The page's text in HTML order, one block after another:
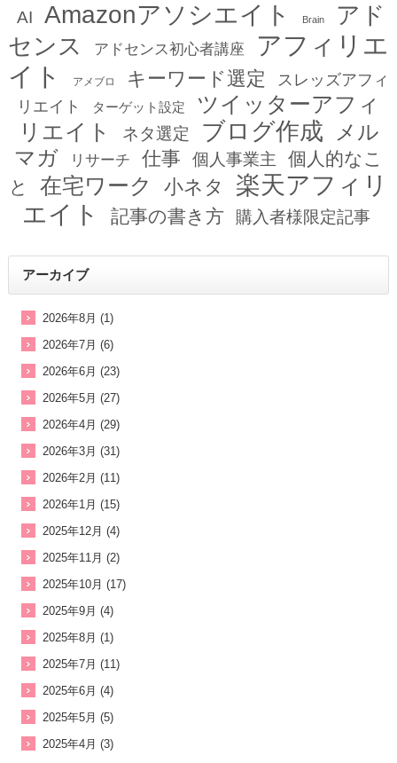
AI Amazonアソシエイト Brain
アド
センス
アドセンス初心者講座
アフィリエ
イト
アメブロ キーワード選定
スレッズアフィ
リエイト
ターゲット設定
ツイッターアフィ
リエイト
ネタ選定 ブログ作成
メル
マガ
リサーチ 仕事 個人事業主
個人的なこ
と
在宅ワーク 小ネタ
楽天アフィリ
エイト
記事の書き方 購入者様限定記事
アーカイブ
2026年8月 (1)
2026年7月 (6)
2026年6月 (23)
2026年5月 (27)
2026年4月 (29)
2026年3月 (31)
2026年2月 (11)
2026年1月 (15)
2025年12月 (4)
2025年11月 (2)
2025年10月 (17)
2025年9月 (4)
2025年8月 (1)
2025年7月 (11)
2025年6月 (4)
2025年5月 (5)
2025年4月 (3)